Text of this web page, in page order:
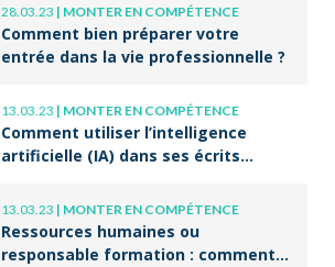
28.03.23 | MONTER EN COMPÉTENCE
Comment bien préparer votre
entrée dans la vie professionnelle ?
13.03.23 | MONTER EN COMPÉTENCE
Comment utiliser l’intelligence
artificielle (IA) dans ses écrits
13.03.23 | MONTER EN COMPÉTENCE
Ressources humaines ou
responsable formation : comment